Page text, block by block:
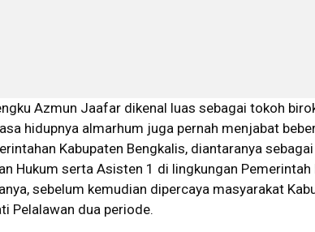
Azmun Jaafar dikenal luas sebagai tokoh
hidupnya almarhum juga pernah menjabat
Kabupaten Bengkalis, diantaranya
Hukum serta Asisten 1 di lingkungan
sebelum kemudian dipercaya masyarakat
Pelalawan dua periode.